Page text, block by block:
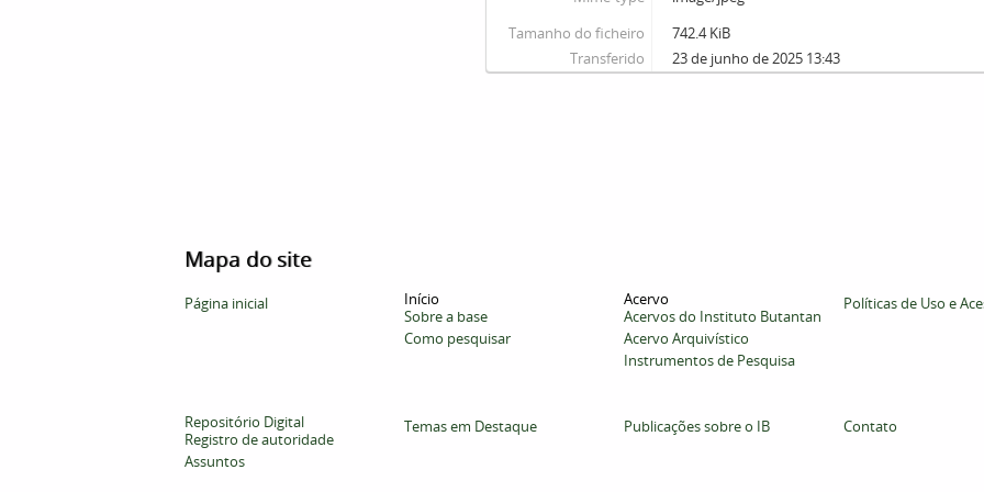
Tamanho do ficheiro
742.4 KiB
Transferido
23 de junho de 2025 13:43
Mapa do site
Página inicial
Início
Sobre a base
Como pesquisar
Acervo
Acervos do Instituto Butantan
Acervo Arquivístico
Instrumentos de Pesquisa
Políticas de Uso e
Repositório Digital
Registro de autoridade
Assuntos
Temas em Destaque Publicações sobre o IB Contato